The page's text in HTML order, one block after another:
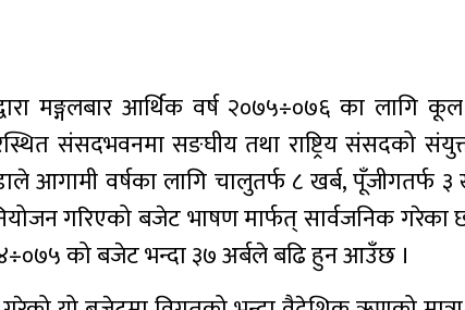
मङ्गलबार आर्थिक वर्ष २०७५÷०७६ का लागि
संसदभवनमा सङघीय तथा राष्ट्रिय संसदको
आगामी वर्षका लागि चालुतर्फ ८ खर्ब, पूँजीगतर्फ ३
गरिएको बजेट भाषण मार्फत् सार्वजनिक
को बजेट भन्दा ३७ अर्बले बढि हुन आउँछ ।